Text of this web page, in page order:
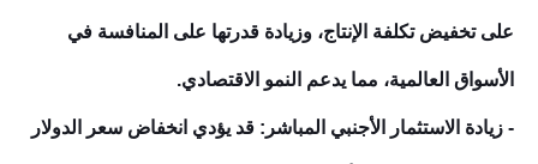
على تخفيض تكلفة الإنتاج، وزيادة قدرتها على المنافسة في
الأسواق العالمية، مما يدعم النمو الاقتصادي.
- زيادة الاستثمار الأجنبي المباشر: قد يؤدي انخفاض سعر الدولار